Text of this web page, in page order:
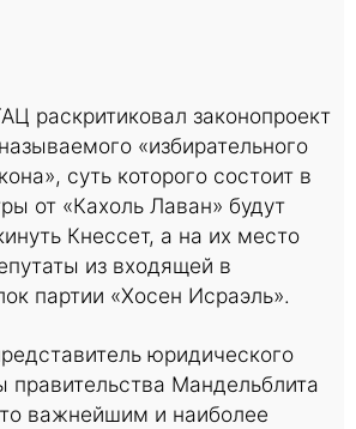
раскритиковал законопроект
«избирательного
суть которого состоит в
от «Кахоль Лаван» будут
Кнессет, а на их место
из входящей в
партии «Хосен Исраэль».
юридического
правительства Мандельблита
важнейшим и наиболее